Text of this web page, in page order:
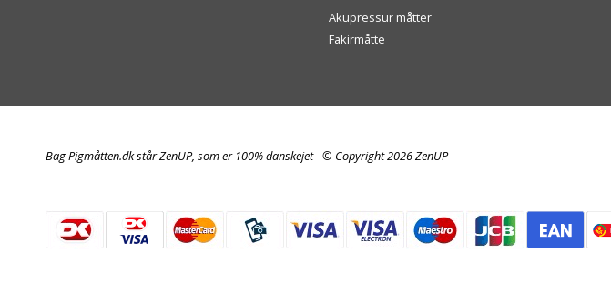
Akupressur måtter
Fakirmåtte
Bag Pigmåtten.dk står ZenUP, som er 100% danskejet - © Copyright 2026 ZenUP